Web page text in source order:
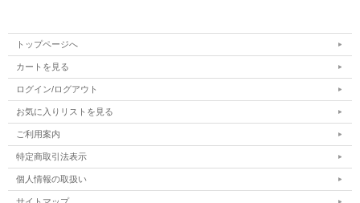
トップページへ
カートを見る
ログイン/ログアウト
お気に入りリストを見る
ご利用案内
特定商取引法表示
個人情報の取扱い